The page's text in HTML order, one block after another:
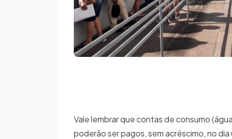
Vale lembrar que contas de consumo
poderão ser pagos, sem acréscimo, no